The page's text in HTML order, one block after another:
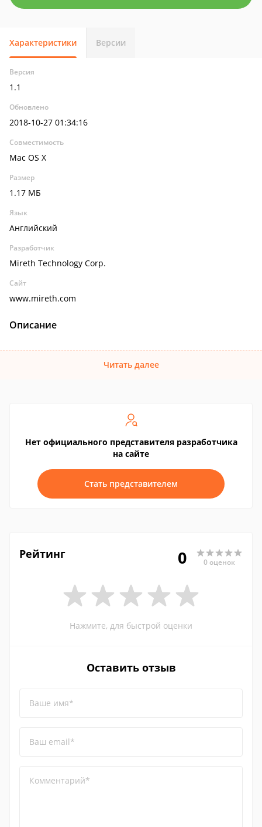
Характеристики Версии
Версия
1.1
Обновлено
2018-10-27 01:34:16
Совместимость
Mac OS X
Размер
1.17 МБ
Язык
Английский
Разработчик
Mireth Technology Corp.
Сайт
www.mireth.com
Описание
Читать далее
Нет официального представителя разработчика
на сайте
Стать представителем
Рейтинг 0 0 оценок
Нажмите, для быстрой оценки
Оставить отзыв
Ваше имя*
Ваш email*
Комментарий*